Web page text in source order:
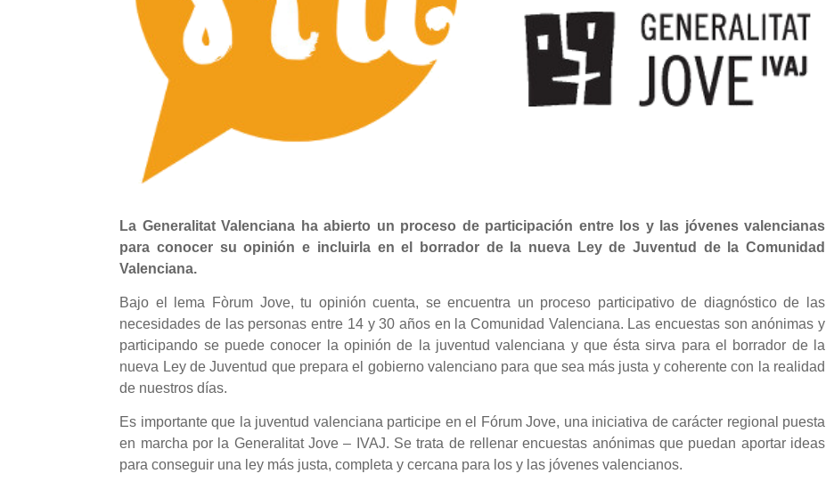
La Generalitat Valenciana ha abierto un proceso de participación entre los y las jóvenes valencianas
para conocer su opinión e incluirla en el borrador de la nueva Ley de Juventud de la Comunidad
Valenciana.
Bajo el lema Fòrum Jove, tu opinión cuenta, se encuentra un proceso participativo de diagnóstico de las
necesidades de las personas entre 14 y 30 años en la Comunidad Valenciana. Las encuestas son anónimas y
participando se puede conocer la opinión de la juventud valenciana y que ésta sirva para el borrador de la
nueva Ley de Juventud que prepara el gobierno valenciano para que sea más justa y coherente con la realidad
de nuestros días.
Es importante que la juventud valenciana participe en el Fórum Jove, una iniciativa de carácter regional puesta
en marcha por la Generalitat Jove – IVAJ. Se trata de rellenar encuestas anónimas que puedan aportar ideas
para conseguir una ley más justa, completa y cercana para los y las jóvenes valencianos.